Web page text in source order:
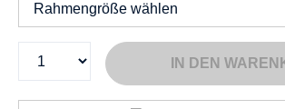
Rahmengröße wählen
IN DEN